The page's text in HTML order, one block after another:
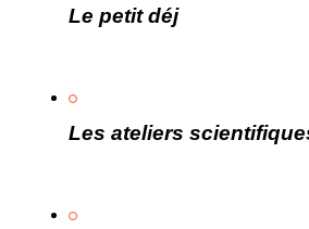
Le petit déj
Les ateliers